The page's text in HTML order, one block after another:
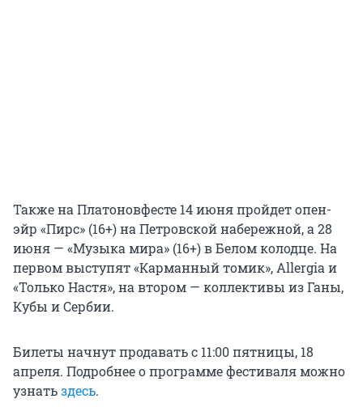
Также на Платоновфесте 14 июня пройдет опен-
эйр «Пирс» (16+) на Петровской набережной, а 28
июня — «Музыка мира» (16+) в Белом колодце. На
первом выступят «Карманный томик», Allergia и
«Только Настя», на втором — коллективы из Ганы,
Кубы и Сербии.
Билеты начнут продавать с 11:00 пятницы, 18
апреля. Подробнее о программе фестиваля можно
узнатьздесь.